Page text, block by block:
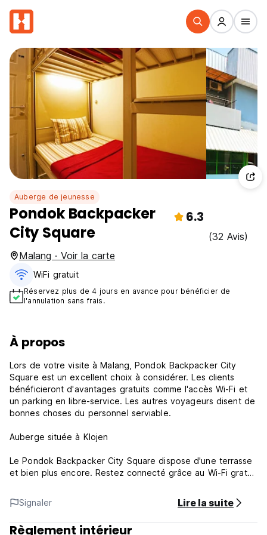
Auberge de jeunesse
Pondok Backpacker
City Square
6.3
(32 Avis)
Malang · Voir la carte
WiFi gratuit
Réservez plus de 4 jours en avance pour bénéficier de
l'annulation sans frais.
À propos
Lors de votre visite à Malang, Pondok Backpacker City
Square est un excellent choix à considérer. Les clients
bénéficieront d'avantages gratuits comme l'accès Wi-Fi et
un parking en libre-service. Les autres voyageurs disent de
bonnes choses du personnel serviable.
Auberge située à Klojen
Le Pondok Backpacker City Square dispose d'une terrasse
et bien plus encore. Restez connecté grâce au Wi-Fi gratuit
Vous bénéficierez également des avantages suivants
pendant votre séjour :
Stationnement libre-service gratuit
Signaler Lire la suite
Règlement intérieur